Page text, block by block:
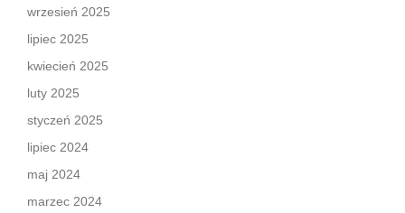
wrzesień 2025
lipiec 2025
kwiecień 2025
luty 2025
styczeń 2025
lipiec 2024
maj 2024
marzec 2024